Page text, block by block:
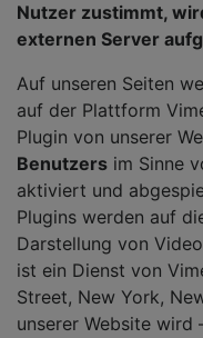
Nutzer zustimmt,
externen Server
Auf unseren Seiten
auf der Plattform
Plugin von unserer
Benutzers im Sinne
aktiviert und
Plugins werden auf
Darstellung von
ist ein Dienst von
Street, New York,
unserer Website wird